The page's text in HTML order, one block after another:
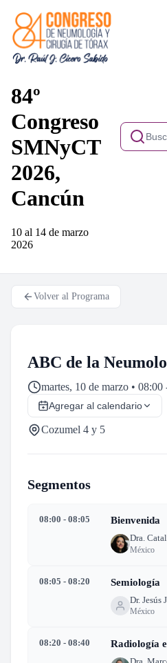
84º
Congreso
SMNyCT
2026,
Cancún
10 al 14 de marzo
2026
Volver al Programa
ABC de la
martes, 10 de marzo • 08:00
Agregar al calendario
Cozumel 4 y 5
Segmentos
08:00 - 08:05 Bienvenida
Dra.
México
08:05 - 08:20 Semiología
Dr. Jesús
México
08:20 - 08:40 Radiología